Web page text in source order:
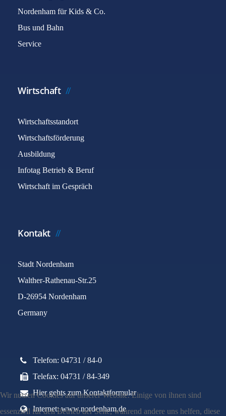
Nordenham für Kids & Co.
Bus und Bahn
Service
Wirtschaft
Wirtschaftsstandort
Wirtschaftsförderung
Ausbildung
Infotag Betrieb & Beruf
Wirtschaft im Gespräch
Kontakt
Stadt Nordenham
Walther-Rathenau-Str.25
D-26954 Nordenham
Germany
Telefon: 04731 / 84-0
Telefax: 04731 / 84-349
Hier gehts zum Kontaktformular
Internet: www.nordenham.de
Wir nutzen Cookies auf unserer Website. Einige von ihnen sind
essenziell für den Betrieb der Seite, während andere uns helfen, diese